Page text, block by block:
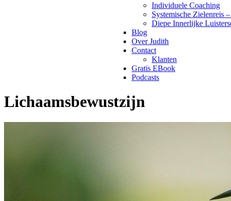
Individuele Coaching
Systemische Zielenreis
Diepe Innerlijke
Blog
Over Judith
Contact
Klanten
Gratis EBook
Podcasts
Lichaamsbewustzijn